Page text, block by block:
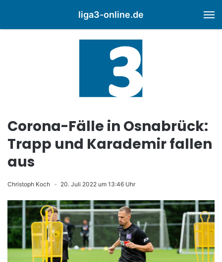
liga3-online.de
Corona-Fälle in Osnabrück:
Trapp und Karademir fallen
aus
Christoph Koch 20. Juli 2022 um 13:46 Uhr